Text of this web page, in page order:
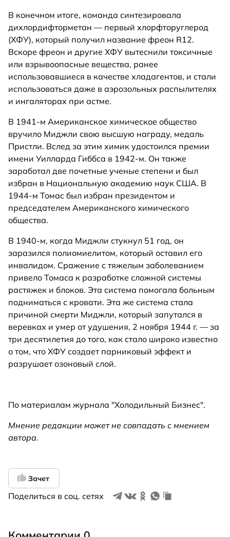
В конечном итоге, команда синтезировала
дихлордифторметан — первый хлорфторуглерод
(ХФУ), который получил название фреон R12.
Вскоре фреон и другие ХФУ вытеснили токсичные
или взрывоопасные вещества, ранее
использовавшиеся в качестве хладагентов, и стали
использоваться даже в аэрозольных распылителях
и ингаляторах при астме.
В 1941-м Американское химическое общество
вручило Миджли свою высшую награду, медаль
Пристли. Вслед за этим химик удостоился премии
имени Уилларда Гиббса в 1942-м. Он также
заработал две почетные ученые степени и был
избран в Национальную академию наук США. В
1944-м Томас был избран президентом и
председателем Американского химического
общества.
В 1940-м, когда Миджли стукнул 51 год, он
заразился полиомиелитом, который оставил его
инвалидом. Сражение с тяжелым заболеванием
привело Томаса к разработке сложной системы
растяжек и блоков. Эта система помогала больным
подниматься с кровати. Эта же система стала
причиной смерти Миджли, который запутался в
веревках и умер от удушения, 2 ноября 1944 г. — за
три десятилетия до того, как стало широко известно
о том, что ХФУ создает парниковый эффект и
разрушает озоновый слой.
По материалам журнала "Холодильный Бизнес".
Мнение редакции может не совпадать с мнением
автора.
Зачет
Поделиться в соц. сетях